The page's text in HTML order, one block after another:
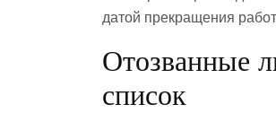
датой прекращения
Отозванные
список